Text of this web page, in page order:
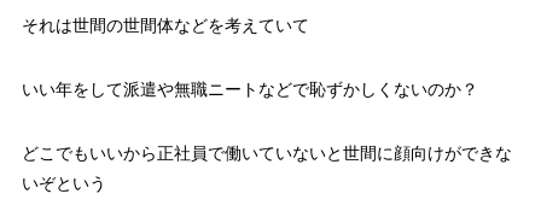
それは世間の世間体などを考えていて
いい年をして派遣や無職ニートなどで恥ずかしくないのか？
どこでもいいから正社員で働いていないと世間に顔向けができな
いぞという